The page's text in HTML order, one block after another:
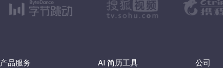
产品服务 AI 简历工具 公司